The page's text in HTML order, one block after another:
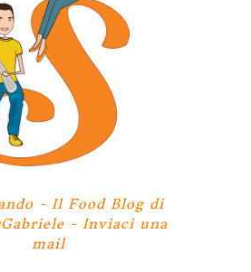
- Il Food Blog di
- Inviaci una
mail